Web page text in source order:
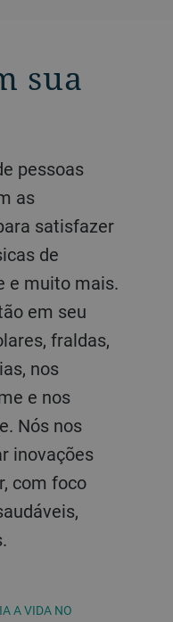
sua
as
satisfazer
de
e muito mais.
em seu
fraldas,
nos
e nos
Nós nos
inovações
com foco
A VIDA NO